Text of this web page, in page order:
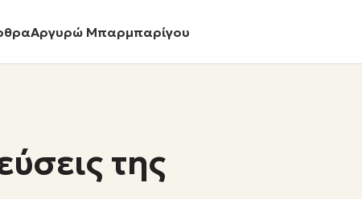
Αργυρώ Μπαρμπαρίγου
της